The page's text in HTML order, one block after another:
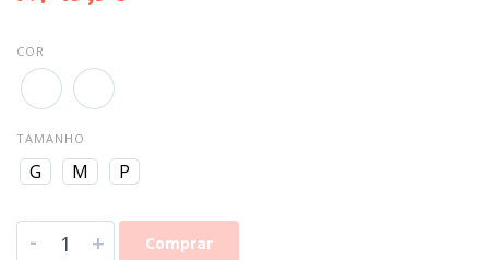
COR
TAMANHO
G M P
- + Comprar